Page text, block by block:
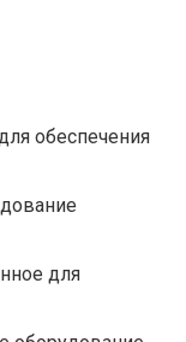
обеспечения
для